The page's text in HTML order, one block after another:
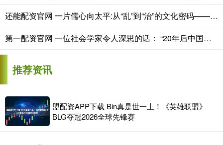
还能配资官网 一片儒心向太平:从“乱”到“治”的文化密码——专访《太平年》历史顾问葛焕礼
第一配资官网 一位社会学家令人深思的话： “20年后中国丧葬将会转变。很多独生子女
推荐资讯
盟配资APP下载 Bin真是世一上！《英雄联盟》
BLG夺冠2026全球先锋赛